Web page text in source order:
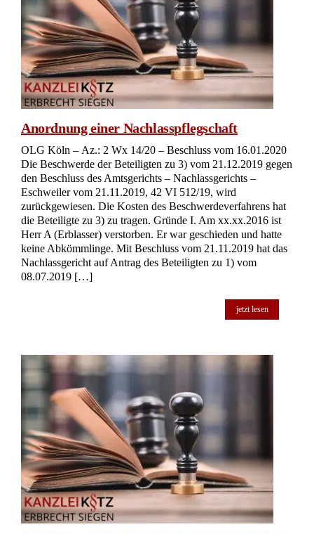
Anordnung einer Nachlasspflegschaft
OLG Köln – Az.: 2 Wx 14/20 – Beschluss vom 16.01.2020
Die Beschwerde der Beteiligten zu 3) vom 21.12.2019 gegen
den Beschluss des Amtsgerichts – Nachlassgerichts –
Eschweiler vom 21.11.2019, 42 VI 512/19, wird
zurückgewiesen. Die Kosten des Beschwerdeverfahrens hat
die Beteiligte zu 3) zu tragen. Gründe I. Am xx.xx.2016 ist
Herr A (Erblasser) verstorben. Er war geschieden und hatte
keine Abkömmlinge. Mit Beschluss vom 21.11.2019 hat das
Nachlassgericht auf Antrag des Beteiligten zu 1) vom
08.07.2019 […]
jetzt lesen